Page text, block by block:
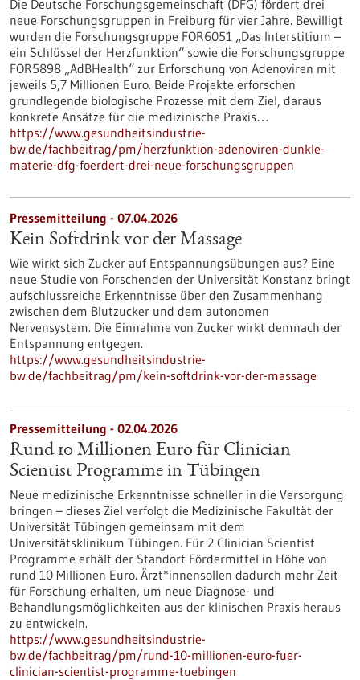
Die Deutsche Forschungsgemeinschaft (DFG) fördert drei
neue Forschungsgruppen in Freiburg für vier Jahre. Bewilligt
wurden die Forschungsgruppe FOR6051 „Das Interstitium –
ein Schlüssel der Herzfunktion“ sowie die Forschungsgruppe
FOR5898 „AdBHealth“ zur Erforschung von Adenoviren mit
jeweils 5,7 Millionen Euro. Beide Projekte erforschen
grundlegende biologische Prozesse mit dem Ziel, daraus
konkrete Ansätze für die medizinische Praxis…
https://www.gesundheitsindustrie-
bw.de/fachbeitrag/pm/herzfunktion-adenoviren-dunkle-
materie-dfg-foerdert-drei-neue-forschungsgruppen
Pressemitteilung - 07.04.2026
Kein Softdrink vor der Massage
Wie wirkt sich Zucker auf Entspannungsübungen aus? Eine
neue Studie von Forschenden der Universität Konstanz bringt
aufschlussreiche Erkenntnisse über den Zusammenhang
zwischen dem Blutzucker und dem autonomen
Nervensystem. Die Einnahme von Zucker wirkt demnach der
Entspannung entgegen.
https://www.gesundheitsindustrie-
bw.de/fachbeitrag/pm/kein-softdrink-vor-der-massage
Pressemitteilung - 02.04.2026
Rund 10 Millionen Euro für Clinician
Scientist Programme in Tübingen
Neue medizinische Erkenntnisse schneller in die Versorgung
bringen – dieses Ziel verfolgt die Medizinische Fakultät der
Universität Tübingen gemeinsam mit dem
Universitätsklinikum Tübingen. Für 2 Clinician Scientist
Programme erhält der Standort Fördermittel in Höhe von
rund 10 Millionen Euro. Ärzt*innensollen dadurch mehr Zeit
für Forschung erhalten, um neue Diagnose- und
Behandlungsmöglichkeiten aus der klinischen Praxis heraus
zu entwickeln.
https://www.gesundheitsindustrie-
bw.de/fachbeitrag/pm/rund-10-millionen-euro-fuer-
clinician-scientist-programme-tuebingen